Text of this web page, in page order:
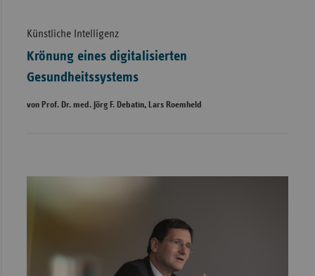
Künstliche Intelligenz
Krönung eines digitalisierten
Gesundheitssystems
von Prof. Dr. med. Jörg F. Debatin, Lars Roemheld